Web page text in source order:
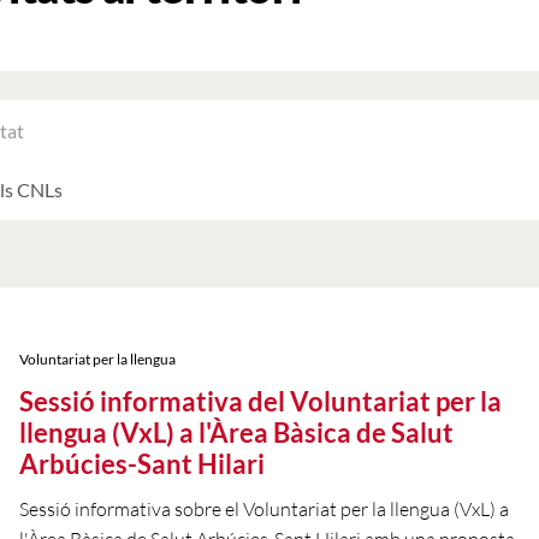
Voluntariat per la llengua
Sessió informativa del Voluntariat per la
llengua (VxL) a l'Àrea Bàsica de Salut
Arbúcies-Sant Hilari
Sessió informativa sobre el Voluntariat per la llengua (VxL) a